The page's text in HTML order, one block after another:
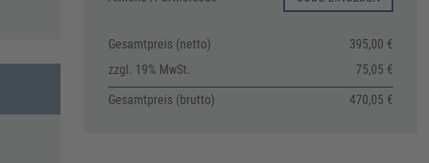
Gesamtpreis (netto)
395,00 €
zzgl. 19% MwSt.
75,05 €
Gesamtpreis (brutto)
470,05 €